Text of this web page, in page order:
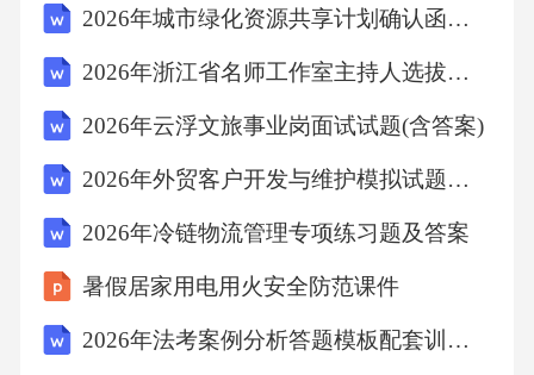
和错误。进度与成本控制进度计划成本预算成
本控制措施进度监控与调整制定详细的施工进
度计划，包括关键节点和时间，确保项目按时
定合理的成本预算，包括材料、人工、机械等
费用。严格控制设计变更和工程签证，加强材
料管理，减少浪费和损耗，确保成本控制在预
算范围内。及时跟踪项目进度，发现偏差及时
分析原因并采取措施调整，确保项目按期完
2026年城市绿化资源共享计划确认函（7篇）
2026年浙江省名师工作室主持人选拔面试真题(含答案)
2026年云浮文旅事业岗面试试题(含答案)
2026年外贸客户开发与维护模拟试题及答案
2026年冷链物流管理专项练习题及答案
暑假居家用电用火安全防范课件
2026年法考案例分析答题模板配套训练试题及答案